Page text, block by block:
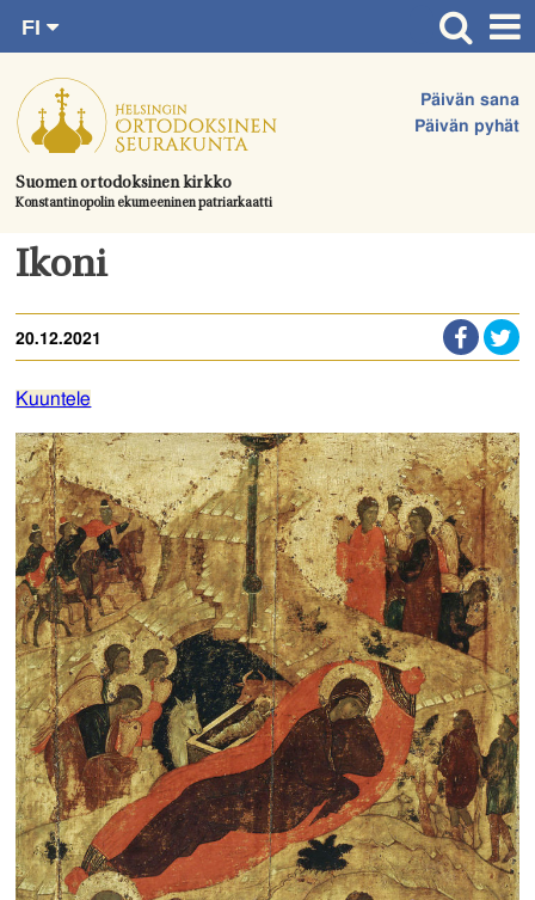
suoraan
sisältöön.
Suomen ortodoksinen kirkko
Konstantinopolin ekumeeninen patriarkaatti
Päivän sana
Päivän pyhät
FI
SV
EN
UA
Etusivu
Ajankohtaista
Juhlat & toimitukset
Kirkot
Tule mukaan
Hautausmaa
Yhteystiedot
Ikoni
20.12.2021
Kuuntele